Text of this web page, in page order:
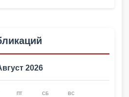
2026
ПТ СБ ВС